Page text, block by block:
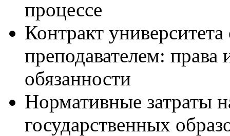
процессе
Контракт университета
преподавателем: права
обязанности
Нормативные затраты
государственных